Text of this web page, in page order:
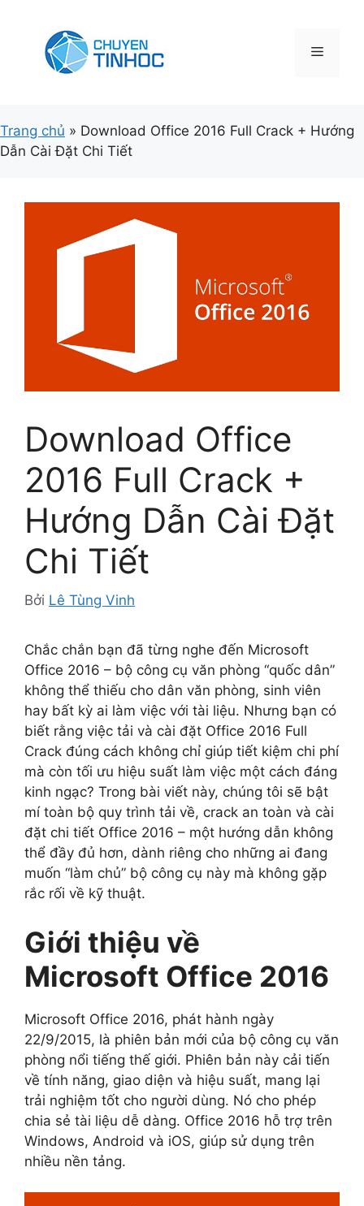
Menu
Trang chủ » Download Office 2016 Full Crack + Hướng
Dẫn Cài Đặt Chi Tiết
Download Office
2016 Full Crack +
Hướng Dẫn Cài Đặt
Chi Tiết
Bởi Lê Tùng Vinh
Chắc chắn bạn đã từng nghe đến Microsoft
Office 2016 – bộ công cụ văn phòng “quốc dân”
không thể thiếu cho dân văn phòng, sinh viên
hay bất kỳ ai làm việc với tài liệu. Nhưng bạn có
biết rằng việc tải và cài đặt Office 2016 Full
Crack đúng cách không chỉ giúp tiết kiệm chi phí
mà còn tối ưu hiệu suất làm việc một cách đáng
kinh ngạc? Trong bài viết này, chúng tôi sẽ bật
mí toàn bộ quy trình tải về, crack an toàn và cài
đặt chi tiết Office 2016 – một hướng dẫn không
thể đầy đủ hơn, dành riêng cho những ai đang
muốn “làm chủ” bộ công cụ này mà không gặp
rắc rối về kỹ thuật.
Giới thiệu về
Microsoft Office 2016
Microsoft Office 2016, phát hành ngày
22/9/2015, là phiên bản mới của bộ công cụ văn
phòng nổi tiếng thế giới. Phiên bản này cải tiến
về tính năng, giao diện và hiệu suất, mang lại
trải nghiệm tốt cho người dùng. Nó cho phép
chia sẻ tài liệu dễ dàng. Office 2016 hỗ trợ trên
Windows, Android và iOS, giúp sử dụng trên
nhiều nền tảng.